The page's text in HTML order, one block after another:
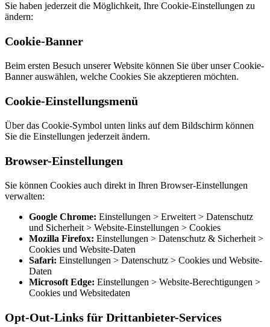
Sie haben jederzeit die Möglichkeit, Ihre Cookie-Einstellungen zu
ändern:
Cookie-Banner
Beim ersten Besuch unserer Website können Sie über unser Cookie-
Banner auswählen, welche Cookies Sie akzeptieren möchten.
Cookie-Einstellungsmenü
Über das Cookie-Symbol unten links auf dem Bildschirm können
Sie die Einstellungen jederzeit ändern.
Browser-Einstellungen
Sie können Cookies auch direkt in Ihren Browser-Einstellungen
verwalten:
Google Chrome: Einstellungen > Erweitert > Datenschutz
und Sicherheit > Website-Einstellungen > Cookies
Mozilla Firefox: Einstellungen > Datenschutz & Sicherheit >
Cookies und Website-Daten
Safari: Einstellungen > Datenschutz > Cookies und Website-
Daten
Microsoft Edge: Einstellungen > Website-Berechtigungen >
Cookies und Websitedaten
Opt-Out-Links für Drittanbieter-Services